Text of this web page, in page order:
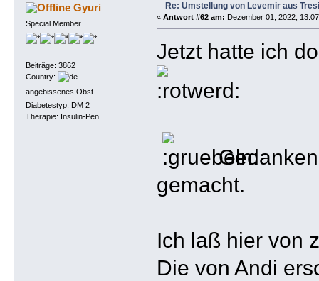
Gyuri
Special Member
Beiträge: 3862
Country:
angebissenes Obst
Diabetestyp: DM 2
Therapie: Insulin-Pen
Re: Umstellung von Levemir aus
« Antwort #62 am: Dezember 01, 2022,
Jetzt hatte ich
gemacht.
Ich laß hier von
Die von Andi